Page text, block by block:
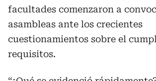
facultades comenzaron a
asambleas ante los crecientes
cuestionamientos sobre el
requisitos.